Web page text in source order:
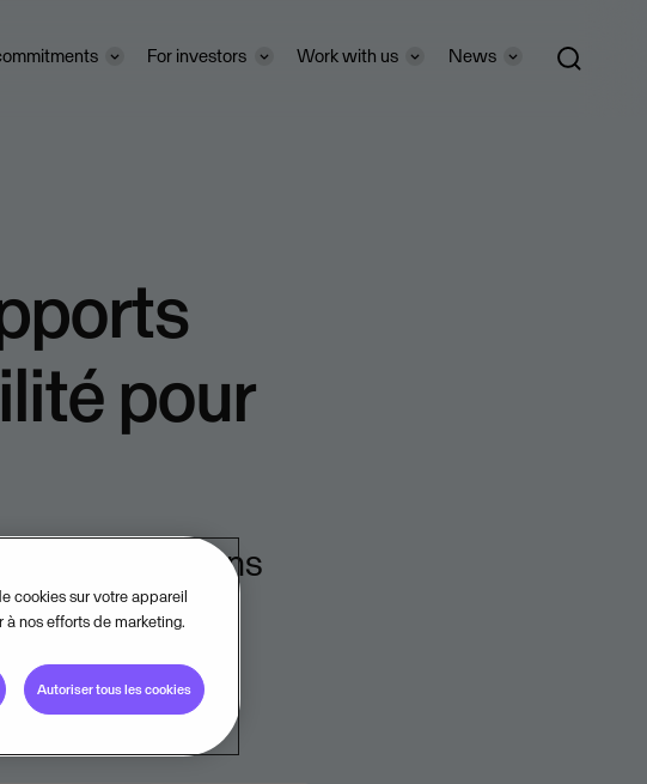
For investors Work with us News
pour
de 2 millions
cookies sur votre appareil
nos efforts de marketing.
Autoriser tous les cookies